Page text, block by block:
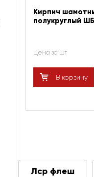
Кирпич
полукруглый
Цена за шт
В корзину
Лср флеш